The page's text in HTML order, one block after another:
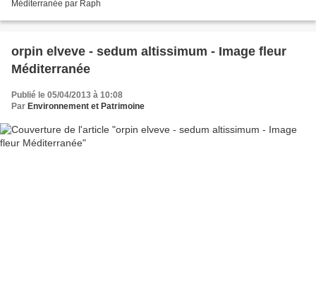
Méditerranée par Raph
orpin elveve - sedum altissimum - Image fleur
Méditerranée
Publié le 05/04/2013 à 10:08
Par Environnement et Patrimoine